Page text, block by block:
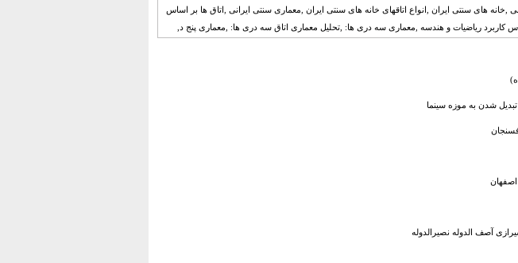
بررسی ,خانه های سنتی ایران ,انواع اتاقهای خانه های سنتی ایران ,معماری سنتی ایرانی ,اتاق ها بر اساس
کاربرد ریاضیات و هندسه ,معماری سه دری ها: ,تحلیل معماری اتاق سه دری ها: ,معماری پنج د,
شدن به موزه سینما
اصفهان
آصف الدوله نصیرالدوله